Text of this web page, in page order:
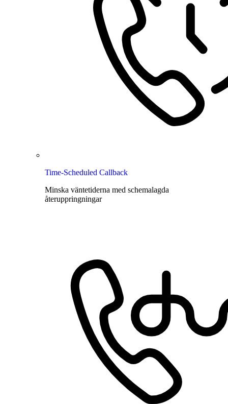
Time-Scheduled Callback
Minska väntetiderna med schemalagda
återuppringningar